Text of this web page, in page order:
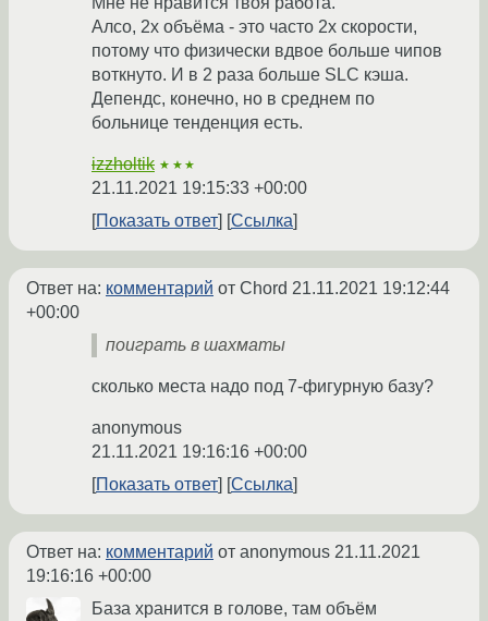
Алсо, 2х объёма - это часто 2х скорости,
потому что физически вдвое больше чипов
воткнуто. И в 2 раза больше SLC кэша.
Депендс, конечно, но в среднем по
больнице тенденция есть.
izzholtik ★★★
21.11.2021 19:15:33 +00:00
Показать ответ
Ссылка
Ответ на: комментарий от Chord 21.11.2021 19:12:44
+00:00
поиграть в шахматы
сколько места надо под 7-фигурную базу?
anonymous
21.11.2021 19:16:16 +00:00
Показать ответ
Ссылка
Ответ на: комментарий от anonymous 21.11.2021
19:16:16 +00:00
База хранится в голове, там объём